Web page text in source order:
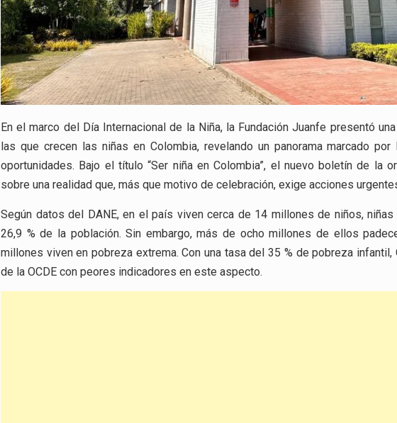
En el marco del Día Internacional de la Niña, la Fundación Juanfe presentó
las que crecen las niñas en Colombia, revelando un panorama marcado
oportunidades. Bajo el título “Ser niña en Colombia”, el nuevo boletín de la
sobre una realidad que, más que motivo de celebración, exige acciones
Según datos del DANE, en el país viven cerca de 14 millones de niños,
26,9 % de la población. Sin embargo, más de ocho millones de ellos
millones viven en pobreza extrema. Con una tasa del 35 % de pobreza
de la OCDE con peores indicadores en este aspecto.